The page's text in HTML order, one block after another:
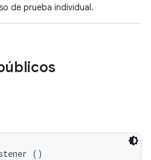
de prueba individual.
()